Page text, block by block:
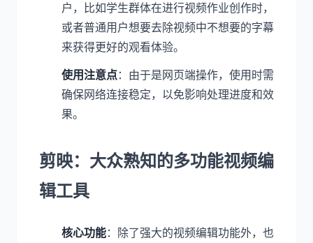
户，比如学生群体在进行视频作业创作时，
或者普通用户想要去除视频中不想要的字幕
来获得更好的观看体验。
使用注意点：由于是网页端操作，使用时需
确保网络连接稳定，以免影响处理进度和效
果。
剪映：大众熟知的多功能视频编
辑工具
核心功能：除了强大的视频编辑功能外，也